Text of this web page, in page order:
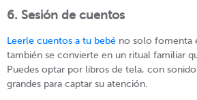
6. Sesión de cuentos
Leerle cuentos a tu bebé no solo fomenta
también se convierte en un ritual familiar
Puedes optar por libros de tela, con
grandes para captar su atención.